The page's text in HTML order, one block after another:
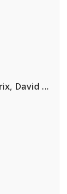
AFROJACK, Martin Garrix, David Guetta & Amél